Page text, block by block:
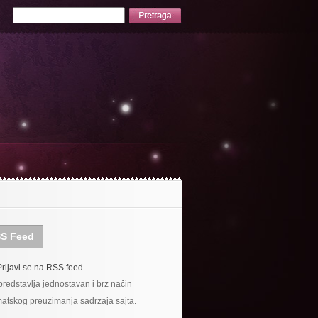
Feed
se na RSS feed
jednostavan i brz način
preuzimanja sadrzaja sajta.